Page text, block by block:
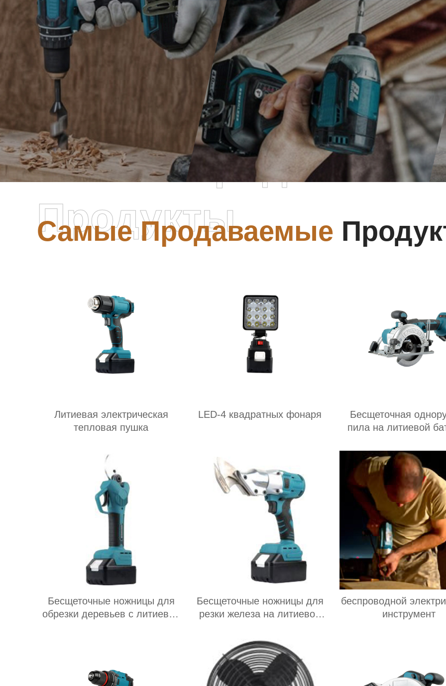
Самые Продаваемые
Самые
Продукты
Литиевая электрическая
тепловая пушка
LED-4 квадратных фонаря
Бесщеточная
пила на литиевой
Бесщеточные ножницы для
обрезки деревьев с литиевой
Бесщеточные ножницы для
резки железа на литиевой
беспроводной
инструмент